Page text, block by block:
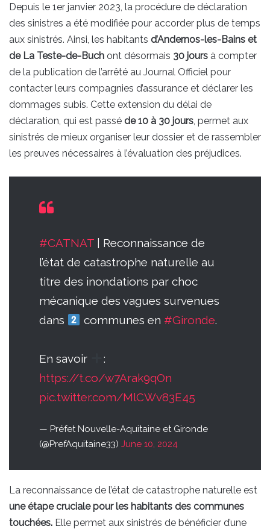
Depuis le 1er janvier 2023, la procédure de déclaration
des sinistres a été modifiée pour accorder plus de temps
aux sinistrés. Ainsi, les habitants d’Andernos-les-Bains et
de La Teste-de-Buch ont désormais 30 jours à compter
de la publication de l’arrêté au Journal Officiel pour
contacter leurs compagnies d’assurance et déclarer les
dommages subis. Cette extension du délai de
déclaration, qui est passé de 10 à 30 jours, permet aux
sinistrés de mieux organiser leur dossier et de rassembler
les preuves nécessaires à l’évaluation des préjudices.
#CATNAT | Reconnaissance de
l’état de catastrophe naturelle au
titre des inondations par choc
mécanique des vagues survenues
dans
communes en #Gironde.
En savoir
:
https://t.co/w7Arak9qOn
pic.twitter.com/MlCWv83E45
— Préfet Nouvelle-Aquitaine et Gironde
(@PrefAquitaine33) June 10, 2024
La reconnaissance de l’état de catastrophe naturelle est
une étape cruciale pour les habitants des communes
touchées. Elle permet aux sinistrés de bénéficier d’une